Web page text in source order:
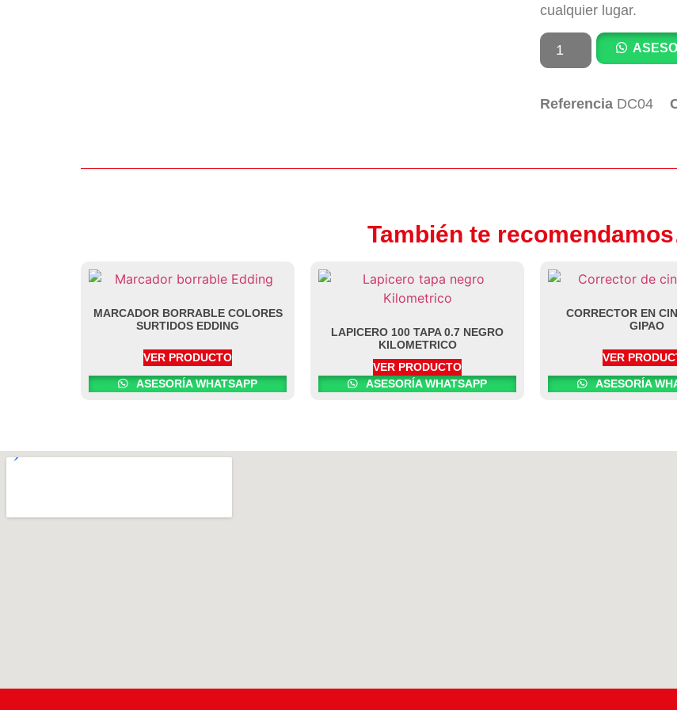
cualquier lugar.
Referencia DC04
También te
MARCADOR BORRABLE COLORES
SURTIDOS EDDING
VER PRODUCTO
ASESORÍA WHATSAPP
LAPICERO 100 TAPA 0.7 NEGRO
KILOMETRICO
VER PRODUCTO
ASESORÍA WHATSAPP
CORRECTOR EN
GIPAO
VER
ASESORÍA